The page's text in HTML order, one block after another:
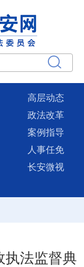
高层动态
政法改革
案例指导
人事任免
长安微视
执法监督典